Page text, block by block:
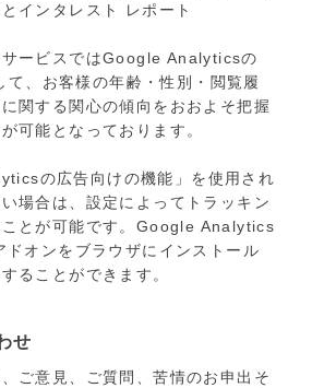
インタレスト レポート
サービスではGoogle Analyticsの
、お客様の年齢・性別・閲覧履
関する関心の傾向をおおよそ把握
可能となっております。
の広告向けの機能」を使用され
場合は、設定によってトラッキン
ことが可能です。Google Analytics
ドオンをブラウザにインストール
ることができます。
せ
ご意見、ご質問、苦情のお申出そ